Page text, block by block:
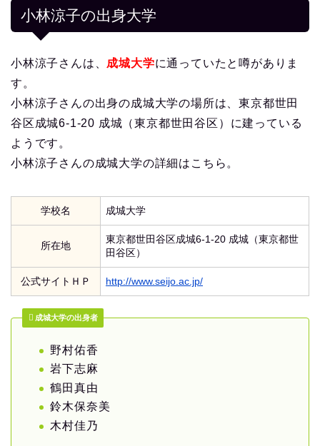
小林涼子の出身大学
小林涼子さんは、 成城大学に通っていたと噂がありま
す。
小林涼子さんの出身の成城大学の場所は、東京都世田
谷区成城6-1-20 成城（東京都世田谷区）に建っている
ようです。
小林涼子さんの成城大学の詳細はこちら。
学校名 成城大学
所在地
東京都世田谷区成城6-1-20 成城（東京都世
田谷区）
公式サイトＨＰ http://www.seijo.ac.jp/
成城大学の出身者
野村佑香
岩下志麻
鶴田真由
鈴木保奈美
木村佳乃